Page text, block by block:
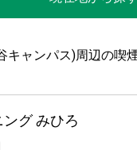
キャンパス)周辺の喫
グ みひろ